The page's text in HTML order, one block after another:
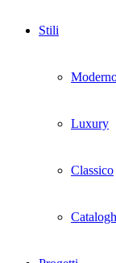
Stili
Luxury
Classico